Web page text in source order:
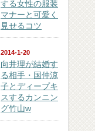
する女性の服装
マナーと可愛く
見せるコツ
2014-1-20
向井理が結婚す
る相手・国仲涼
子とディープキ
スするカンニン
グ竹山w